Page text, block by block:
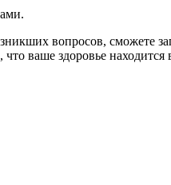
вопросов, сможете
ваше здоровье